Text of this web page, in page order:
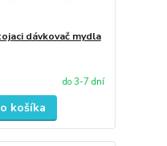
dávkovač mydla
do 3-7 dní
košíka